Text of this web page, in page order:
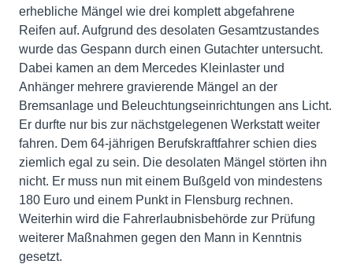
erhebliche Mängel wie drei komplett abgefahrene
Reifen auf. Aufgrund des desolaten Gesamtzustandes
wurde das Gespann durch einen Gutachter untersucht.
Dabei kamen an dem Mercedes Kleinlaster und
Anhänger mehrere gravierende Mängel an der
Bremsanlage und Beleuchtungseinrichtungen ans Licht.
Er durfte nur bis zur nächstgelegenen Werkstatt weiter
fahren. Dem 64-jährigen Berufskraftfahrer schien dies
ziemlich egal zu sein. Die desolaten Mängel störten ihn
nicht. Er muss nun mit einem Bußgeld von mindestens
180 Euro und einem Punkt in Flensburg rechnen.
Weiterhin wird die Fahrerlaubnisbehörde zur Prüfung
weiterer Maßnahmen gegen den Mann in Kenntnis
gesetzt.